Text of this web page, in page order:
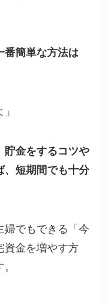
番簡単な方法は
貯金をするコツや
、短期間でも十分
婦でもできる「今
資金を増やす方